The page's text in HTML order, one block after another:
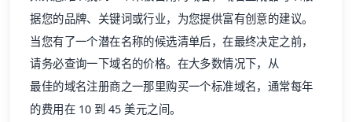
据您的品牌、关键词或行业，为您提供富有创意的建议。
当您有了一个潜在名称的候选清单后，在最终决定之前，
请务必查询一下域名的价格。在大多数情况下，从
最佳的域名注册商之一那里购买一个标准域名，通常每年
的费用在 10 到 45 美元之间。